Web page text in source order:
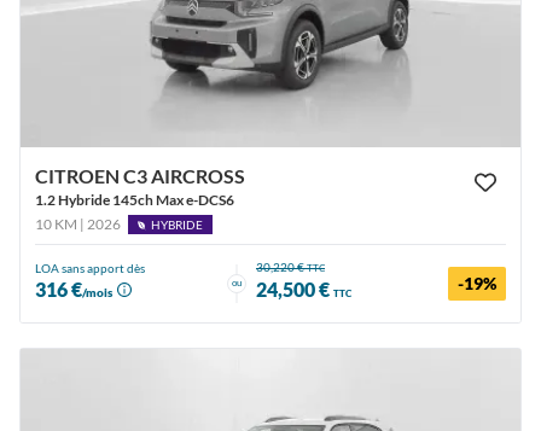
CITROEN C3 AIRCROSS
1.2 Hybride 145ch Max e-DCS6
10 KM | 2026
HYBRIDE
LOA sans apport dès
316 €/mois
ou
30,220 €TTC
24,500 € TTC -19%